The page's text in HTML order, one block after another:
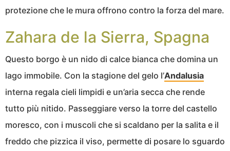
protezione che le mura offrono contro la forza del mare.
Zahara de la Sierra, Spagna
Questo borgo è un nido di calce bianca che domina un
lago immobile. Con la stagione del gelo l’Andalusia
interna regala cieli limpidi e un’aria secca che rende
tutto più nitido. Passeggiare verso la torre del castello
moresco, con i muscoli che si scaldano per la salita e il
freddo che pizzica il viso, permette di posare lo sguardo